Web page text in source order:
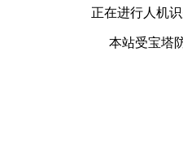
正在进行人机
本站受宝塔